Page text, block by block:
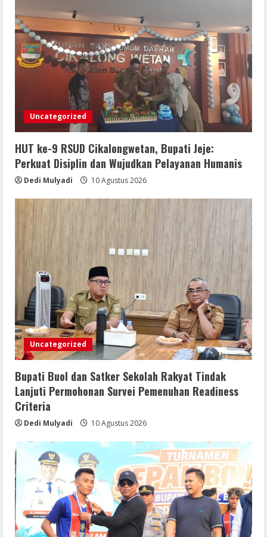
Uncategorized
HUT ke-9 RSUD Cikalongwetan, Bupati Jeje:
Perkuat Disiplin dan Wujudkan Pelayanan Humanis
Dedi Mulyadi 10 Agustus 2026
Uncategorized
Bupati Buol dan Satker Sekolah Rakyat Tindak
Lanjuti Permohonan Survei Pemenuhan Readiness
Criteria
Dedi Mulyadi 10 Agustus 2026